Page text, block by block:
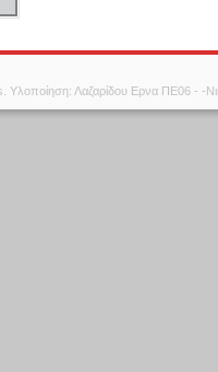
. Υλοποίηση: Λαζαρίδου Ερνα ΠΕ06 - -